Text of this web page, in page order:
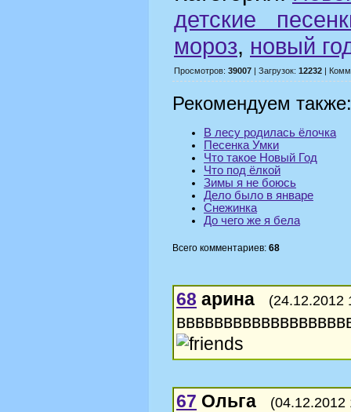
детские
мороз, новый
Просмотров: 39007 | Загрузок: 12232 |
Рекомендуем также:
В лесу родилась ёлочка
Песенка Умки
Что такое Новый Год
Что под ёлкой
Зимы я не боюсь
Дело было в январе
Снежинка
До чего же я бела
Всего комментариев: 68
68 арина (24.12.2012
67 Ольга (04.12.2012